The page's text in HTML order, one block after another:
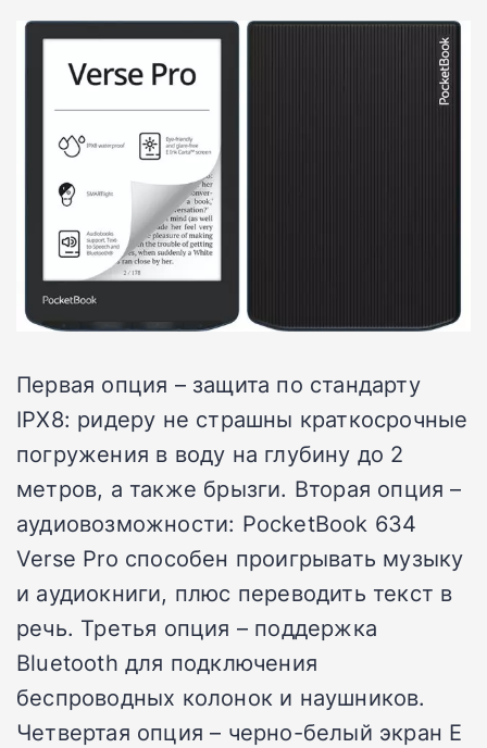
Первая опция – защита по стандарту
IPX8: ридеру не страшны краткосрочные
погружения в воду на глубину до 2
метров, а также брызги. Вторая опция –
аудиовозможности: PocketBook 634
Verse Pro способен проигрывать музыку
и аудиокниги, плюс переводить текст в
речь. Третья опция – поддержка
Bluetooth для подключения
беспроводных колонок и наушников.
Четвертая опция – черно-белый экран E